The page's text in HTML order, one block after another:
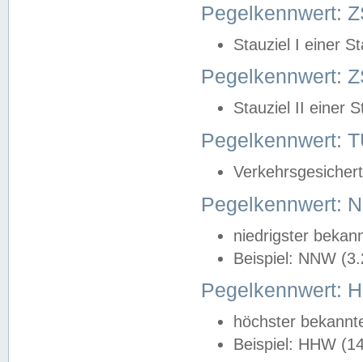
Pegelkennwert:
Stauziel I einer
Pegelkennwert:
Stauziel II einer
Pegelkennwert:
Pegelkennwert:
niedrigster
Beispiel: NNW
Pegelkennwert:
höchster
Beispiel: HHW